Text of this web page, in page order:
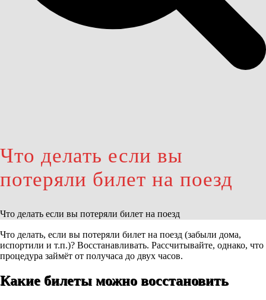
Что делать если вы
потеряли билет на поезд
Что делать если вы потеряли билет на поезд
Что делать, если вы потеряли билет на поезд (забыли дома,
испортили и т.п.)? Восстанавливать. Рассчитывайте, однако, что
процедура займёт от получаса до двух часов.
Какие билеты можно восстановить